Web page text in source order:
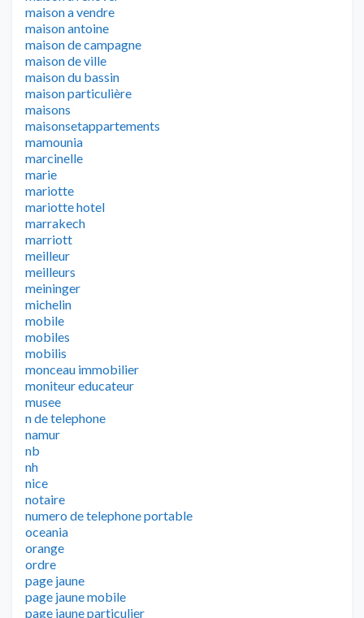
maison a vendre
maison antoine
maison de campagne
maison de ville
maison du bassin
maison particulière
maisons
maisonsetappartements
mamounia
marcinelle
marie
mariotte
mariotte hotel
marrakech
marriott
meilleur
meilleurs
meininger
michelin
mobile
mobiles
mobilis
monceau immobilier
moniteur educateur
musee
n de telephone
namur
nb
nh
nice
notaire
numero de telephone portable
oceania
orange
ordre
page jaune
page jaune mobile
page jaune particulier